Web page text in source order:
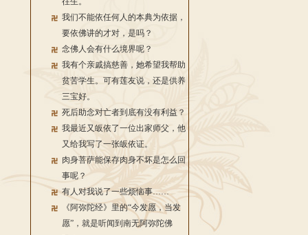
我们不能依任何人的本典为依据，
要依佛讲的才对，是吗？
念佛人会有什么境界呢？
我有个亲戚搞慈善，她希望我帮助
贫苦学生。可有莲友说，还是供养
三宝好。
死后助念对亡者到底有没有利益？
我最近又皈依了一位出家师父，他
又给我写了一张皈依证。
肉身菩萨能保存肉身不坏是怎么回
事呢？
有人对我说了一些烦恼事……
《阿弥陀经》里的“今发愿，当发
愿”，就是听闻到南无阿弥陀佛